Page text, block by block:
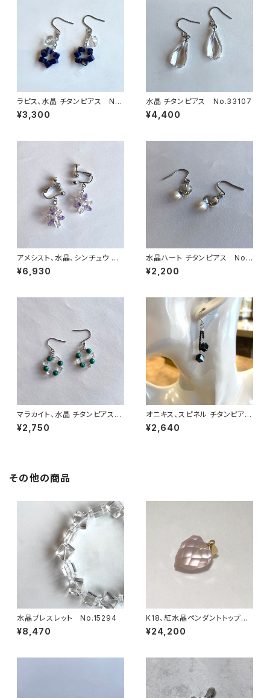
ラピス、水晶 チタンピアス No.
33111
¥3,300
水晶 チタンピアス No.33107
¥4,400
アメシスト、水晶、シンチュウ イ
ヤリング No.38144
¥6,930
水晶ハート チタンピアス No.
33051
¥2,200
マラカイト、水晶 チタンピアス
No.33102
¥2,750
オニキス、スピネル チタンピア
ス No.33105
¥2,640
その他の商品
水晶ブレスレット No.15294
¥8,470
K18、紅水晶ペンダントトップ
No.22571
¥24,200